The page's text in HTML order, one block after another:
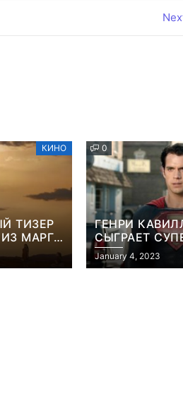
КИНО
ТИЗЕР
МАРГО
0
ГЕНРИ
СЫГРАЕТ
ФИЛЬМЕ
January 4, 2023